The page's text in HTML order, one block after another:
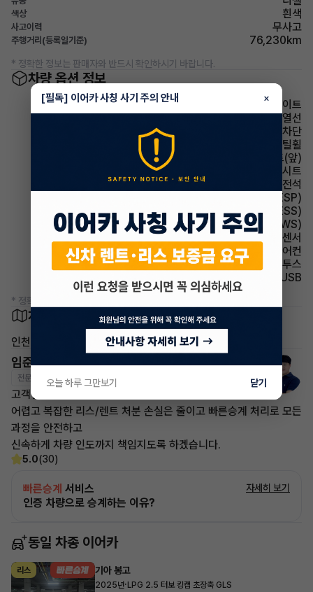
색상 흰색
사고이력 무사고
주행거리(등록일기준) 76,230km
* 정확한 정보는 판매자와 반드시 확인하시기 바랍니다.
차량 옵션 정보
라이트
사이드미러 열선
윈드실드(앞유리) 자외선 차단
휠타이어 스틸휠
시트 열선시트(앞)
시트 인조가죽시트
에어백 운전석
주행안전 차체자세제어장치(VDC,ESC,ESP)
주행안전 급제동경보시스템(ESS)
주행안전 차선이탈경보(LDWS)
주차보조 후방감지센서
에어컨 수동에어컨
유무선단자 블루투스
유무선단자 USB
* 정확한 정보는 판매자와 반드시 확인하시기 바랍니다.
차량 위치
인천 미추홀구 석정로 50
임준영 매니저
전문교육수료 자격인증완료
고객님의 만족이 첫번째 목표입니다.
어렵고 복잡한 리스/렌트 처분 손실은 줄이고 빠른승계 처리로 모든
과정을 안전하고
신속하게 차량 인도까지 책임지도록 하겠습니다.
5.0(30)
빠른승계 서비스
인증 차량으로 승계하는 이유?
자세히 보기
동일 차종 이어카
리스 기아 봉고
2025년· LPG 2.5 터보 킹캡 초장축 GLS
[필독] 이어카 사칭 사기 주의 안내 ×
오늘 하루 그만보기 닫기